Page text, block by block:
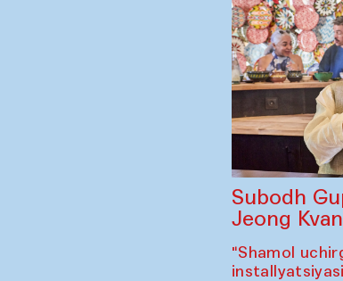
Subodh
Jeong
"Shamol